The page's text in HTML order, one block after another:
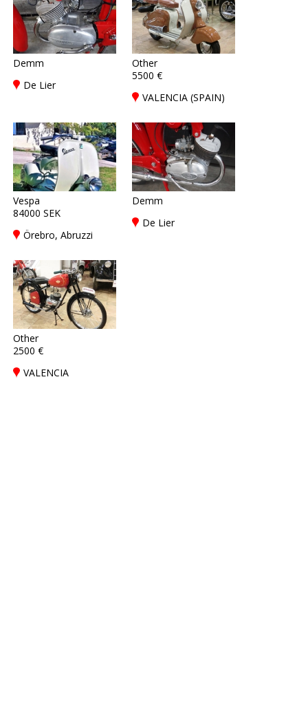
Demm
De Lier
Other
5500 €
VALENCIA (SPAIN)
Vespa
84000 SEK
Örebro, Abruzzi
Demm
De Lier
Other
2500 €
VALENCIA